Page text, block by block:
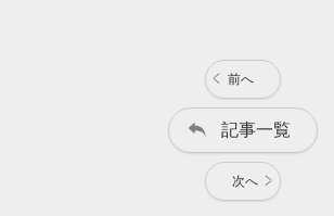
前へ
記事一覧
次へ